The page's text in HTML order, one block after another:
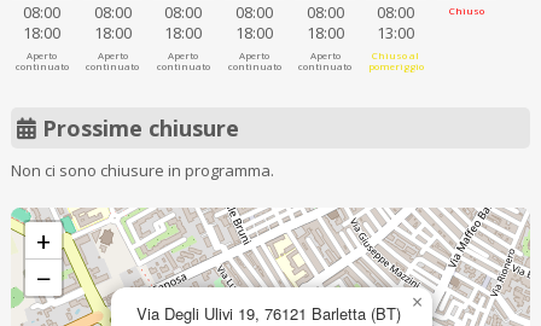
08:00
18:00
Aperto
continuato
08:00
18:00
Aperto
continuato
08:00
18:00
Aperto
continuato
08:00
18:00
Aperto
continuato
08:00
18:00
Aperto
continuato
08:00
13:00
Chiuso al
pomeriggio
Chiuso
Prossime chiusure
Non ci sono chiusure in programma.
Via Degli Ulivi 19, 76121 Barletta (BT) ×
+
−